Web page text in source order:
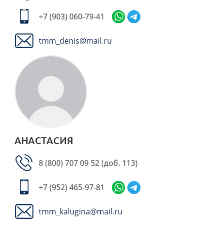
+7 (903) 060-79-41
tmm_denis@mail.ru
АНАСТАСИЯ
8 (800) 707 09 52(доб. 113)
+7 (952) 465-97-81
tmm_kalugina@mail.ru